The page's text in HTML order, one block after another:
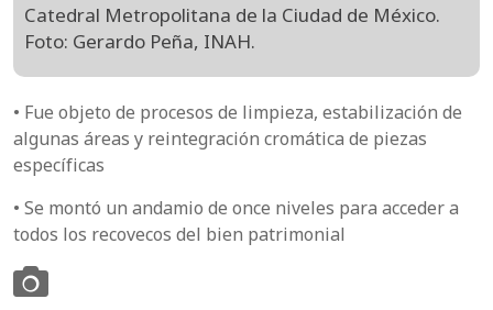
Catedral Metropolitana de la Ciudad de México.
Foto: Gerardo Peña, INAH.
• Fue objeto de procesos de limpieza, estabilización de
algunas áreas y reintegración cromática de piezas
específicas
• Se montó un andamio de once niveles para acceder a
todos los recovecos del bien patrimonial